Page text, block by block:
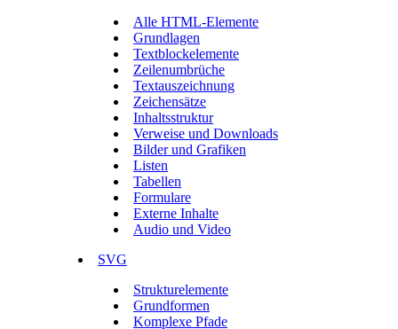
Alle HTML-Elemente
Grundlagen
Textblockelemente
Zeilenumbrüche
Textauszeichnung
Zeichensätze
Inhaltsstruktur
Verweise und Downloads
Bilder und Grafiken
Listen
Tabellen
Formulare
Externe Inhalte
Audio und Video
SVG
Strukturelemente
Grundformen
Komplexe Pfade